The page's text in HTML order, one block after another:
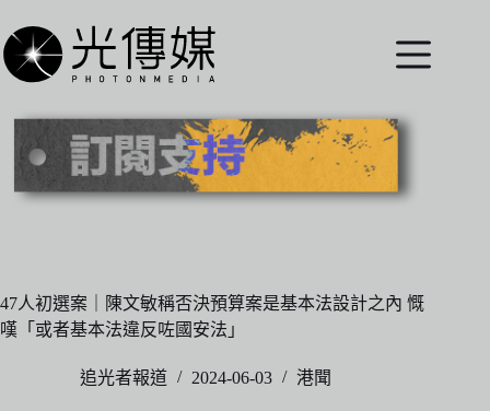
至
主
內
47人初選案｜陳文敏稱否決預算案是基本法設計之內 慨
嘆「或者基本法違反咗國安法」
追光者報道 2024-06-03 港聞